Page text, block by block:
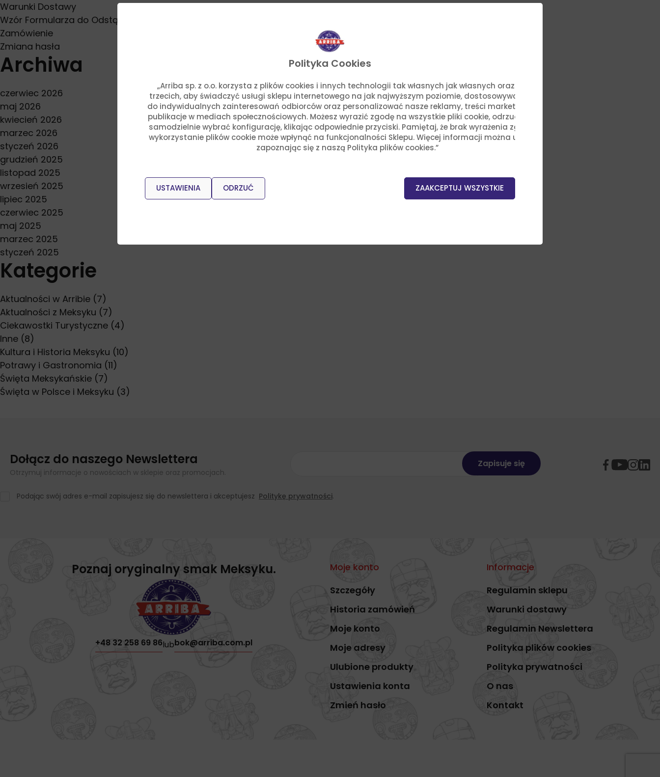
Polityka Cookies
„Arriba sp. z o.o. korzysta z plików cookies i innych technologii tak własnych jak własnych oraz stron
trzecich, aby świadczyć usługi sklepu internetowego na jak najwyższym poziomie, dostosowywać treści
do indywidualnych zainteresowań odbiorców oraz personalizować nasze reklamy, treści marketingowe i
publikacje w mediach społecznościowych. Możesz wyrazić zgodę na wszystkie pliki cookie, odrzucić je lub
samodzielnie wybrać konfigurację, klikając odpowiednie przyciski. Pamiętaj, że brak wyrażenia zgody na
wykorzystanie plików cookie może wpłynąć na funkcjonalności Sklepu. Więcej informacji można uzyskać,
zapoznając się z naszą Polityka plików cookies.”
ZAAKCEPTUJ WSZYSTKIE
ODRZUĆ
USTAWIENIA
Warunki Dostawy
Wzór Formularza do Odstąpienia od Umowy
Zamówienie
Zmiana hasła
Archiwa
czerwiec 2026
maj 2026
kwiecień 2026
marzec 2026
styczeń 2026
grudzień 2025
listopad 2025
wrzesień 2025
lipiec 2025
czerwiec 2025
maj 2025
marzec 2025
styczeń 2025
Kategorie
Aktualności w Arribie (7)
Aktualności z Meksyku (7)
Ciekawostki Turystyczne (4)
Inne (8)
Kultura i Historia Meksyku (10)
Potrawy i Gastronomia (11)
Święta Meksykańskie (7)
Święta w Polsce i Meksyku (3)
Dołącz do naszego Newslettera
Otrzymuj informacje o nowościach w sklepie oraz promocjach.
Podając swój adres e-mail zapisujesz się do newslettera i akceptujesz Politykę prywatności.
Poznaj oryginalny smak Meksyku.
+48 32 258 69 86lubbok@arriba.com.pl
Moje konto
Szczegóły
Historia zamówień
Moje konto
Moje adresy
Ulubione produkty
Ustawienia konta
Zmień hasło
Informacje
Regulamin sklepu
Warunki dostawy
Regulamin Newslettera
Polityka plików cookies
Polityka prywatności
O nas
Kontakt